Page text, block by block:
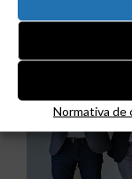
Normativa de